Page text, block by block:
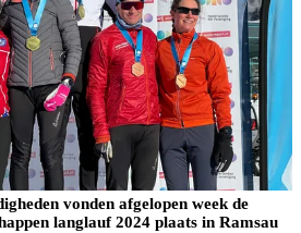
vonden afgelopen week de
langlauf 2024 plaats in Ramsau